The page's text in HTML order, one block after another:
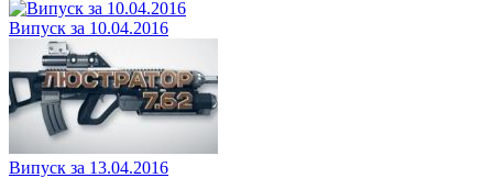
Випуск за 10.04.2016
Випуск за 13.04.2016